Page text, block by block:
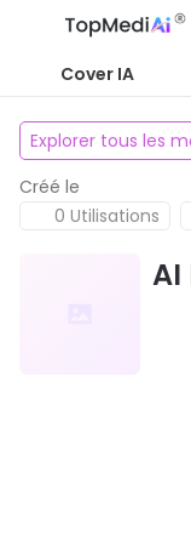
Cover IA
Explorer tous les
Créé le
0 Utilisations